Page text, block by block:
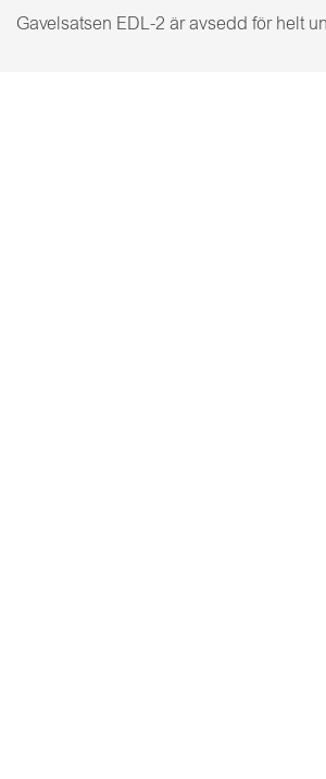
Gavelsatsen EDL-2 är avsedd för helt